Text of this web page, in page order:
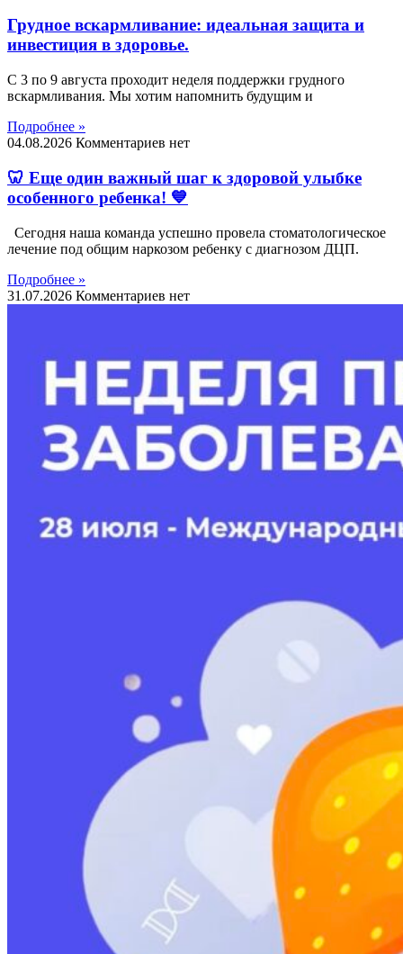
Грудное вскармливание: идеальная защита и
инвестиция в здоровье.
С 3 по 9 августа проходит неделя поддержки грудного
вскармливания. Мы хотим напомнить будущим и
Подробнее »
04.08.2026 Комментариев нет
🦷 Еще один важный шаг к здоровой улыбке
особенного ребенка! 💙
Сегодня наша команда успешно провела стоматологическое
лечение под общим наркозом ребенку с диагнозом ДЦП.
Подробнее »
31.07.2026 Комментариев нет